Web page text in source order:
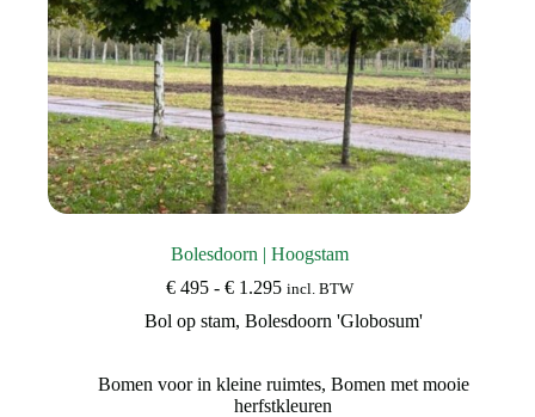
Bolesdoorn | Hoogstam
€495 - €1.295Prijsklasse:
tot
incl. BTW
Bol op stam, Bolesdoorn 'Globosum'
Bomen voor in kleine ruimtes, Bomen met mooie
herfstkleuren